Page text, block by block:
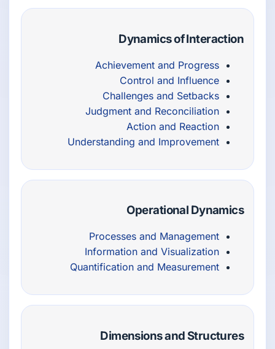
Dynamics of Interaction
Achievement and Progress
Control and Influence
Challenges and Setbacks
Judgment and Reconciliation
Action and Reaction
Understanding and Improvement
Operational Dynamics
Processes and Management
Information and Visualization
Quantification and Measurement
Dimensions and Structures